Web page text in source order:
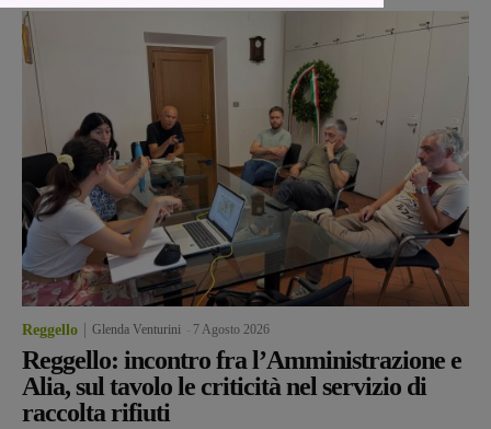
Reggello Glenda Venturini 7 Agosto 2026
Reggello: incontro fra l’Amministrazione e
Alia, sul tavolo le criticità nel servizio di
raccolta rifiuti